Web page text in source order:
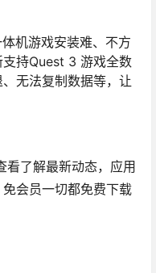
机游戏安装难、不方
持Quest 3 游戏全数
无法复制数据等，让
看了解最新动态，应用
会员一切都免费下载